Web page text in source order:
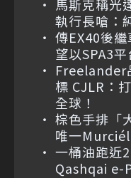
馬斯克稱光
執行長嗆：
傳EX40後
望以SPA3
Freelander
標 CJLR：
全球！
棕色手排「
唯一
一桶油跑近
Qashqai e-